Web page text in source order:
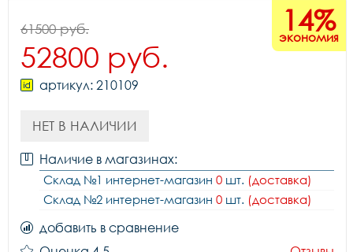
14%
экономия
61500 руб.
52800 руб.
артикул: 210109
НЕТ В НАЛИЧИИ
Наличие в магазинах:
Склад №1 интернет-магазин 0 шт. (доставка)
Склад №2 интернет-магазин 0 шт. (доставка)
добавить в сравнение